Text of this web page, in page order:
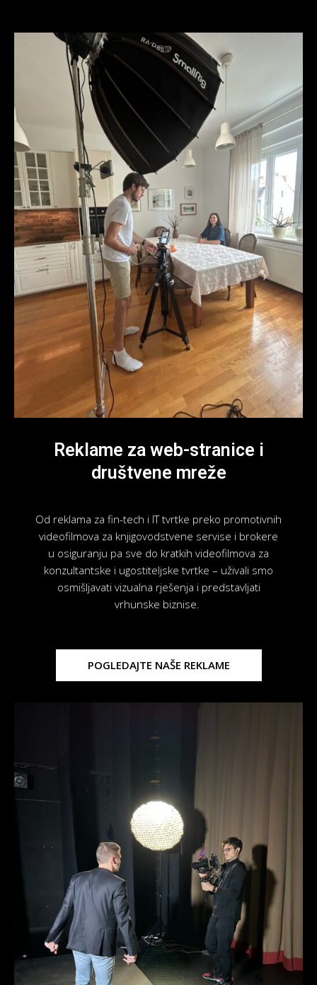
Reklame za web-stranice i
društvene mreže
Od reklama za fin-tech i IT tvrtke preko promotivnih
videofilmova za knjigovodstvene servise i brokere
u osiguranju pa sve do kratkih videofilmova za
konzultantske i ugostiteljske tvrtke – uživali smo
osmišljavati vizualna rješenja i predstavljati
vrhunske biznise.
POGLEDAJTE NAŠE REKLAME